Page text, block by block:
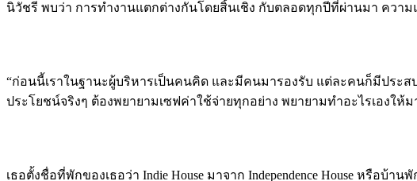
นิวัชรี พบว่า การทำงานแตกต่างกันโดยสิ้นเชิง กับตลอดทุกปีที่ผ่านมา ความ
“ก่อนนี้เราในฐานะผู้บริหารเป็นคนคิด และมีคนมารองรับ แต่ละคนก็มีประส
ประโยชน์จริงๆ ต้องพยายามเซฟค่าใช้จ่ายทุกอย่าง พยายามทำอะไรเองให้
เธอตั้งชื่อที่พักของเธอว่า Indie House มาจาก Independence House หรื